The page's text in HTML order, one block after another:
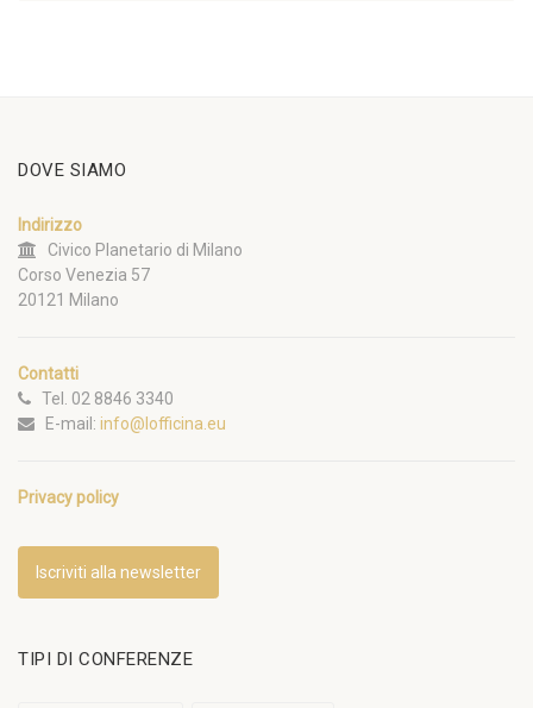
DOVE SIAMO
Indirizzo
Civico Planetario di Milano
Corso Venezia 57
20121 Milano
Contatti
Tel. 02 8846 3340
E-mail: info@lofficina.eu
Privacy policy
Iscriviti alla newsletter
TIPI DI CONFERENZE